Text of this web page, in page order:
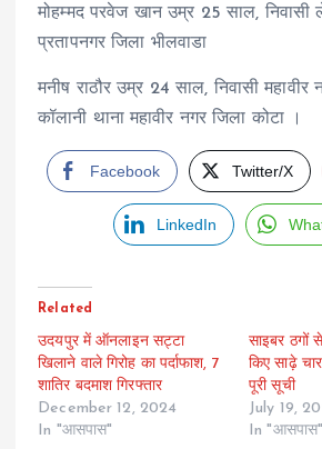
मोहम्मद परवेज खान उम्र 25 साल, निवासी
प्रतापनगर जिला भीलवाडा
मनीष राठौर उम्र 24 साल, निवासी महावीर
कॉलानी थाना महावीर नगर जिला कोटा ।
Facebook Twitter/X
LinkedIn
Related
उदयपुर में ऑनलाइन सट्टा
खिलाने वाले गिरोह का पर्दाफाश, 7
शातिर बदमाश गिरफ्तार
December 12, 2024
In "आसपास"
साइबर ठगों
किए साढ़े
पूरी सूची
July 19,
In "आसपास"